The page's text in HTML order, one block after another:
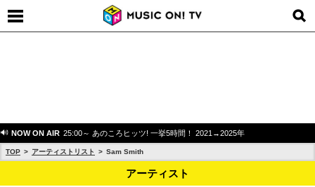
NOW ON AIR 25:00～ あのころヒッツ! 一挙5時間！ 2021→2025年
TOP アーティストリスト Sam Smith
アーティスト